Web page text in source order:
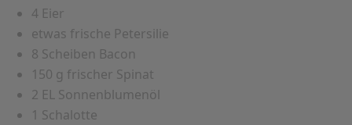
4 Eier
etwas frische Petersilie
8 Scheiben Bacon
150 g frischer Spinat
2 EL Sonnenblumenöl
1 Schalotte